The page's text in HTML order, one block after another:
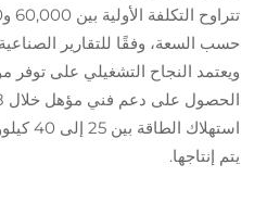
ويعتمد النجاح التشغيلي على توفر
يتم إنتاجها.